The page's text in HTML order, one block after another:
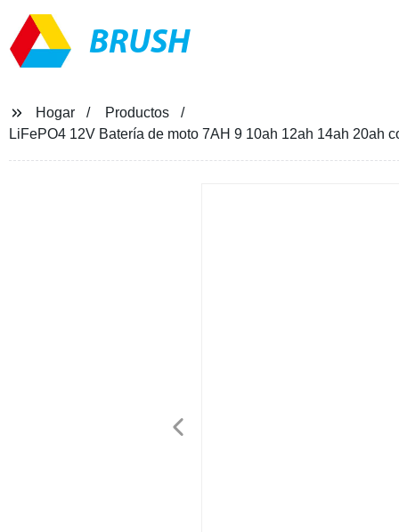
BRUSH
Hogar
Productos
LiFePO4 12V Batería de moto 7AH 9 10ah 12ah 14ah 20ah